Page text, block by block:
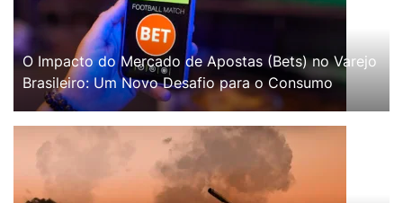
O Impacto do Mercado de Apostas (Bets) no Varejo
Brasileiro: Um Novo Desafio para o Consumo